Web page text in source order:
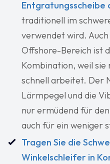
Entgratungsscheibe
traditionell im
verwendet wird.
Offshore-Bereich ist
Kombination, weil
schnell arbeitet. Der
Lärmpegel und die
nur ermüdend für
auch für ein weniger
Tragen Sie die
Winkelschleifer in